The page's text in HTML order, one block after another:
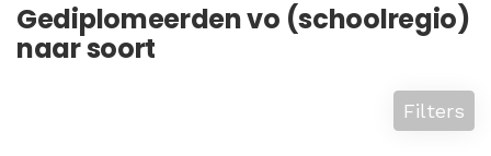
Gediplomeerden vo (schoolregio)
naar soort
Filters